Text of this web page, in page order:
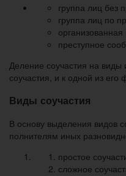
группа лиц без
группа лиц по
организованная
преступное
Деление соучастия на
соучастия, и к одной из его
Виды соучастия
В основу выделения видов
полнителям иных
простое
сложное